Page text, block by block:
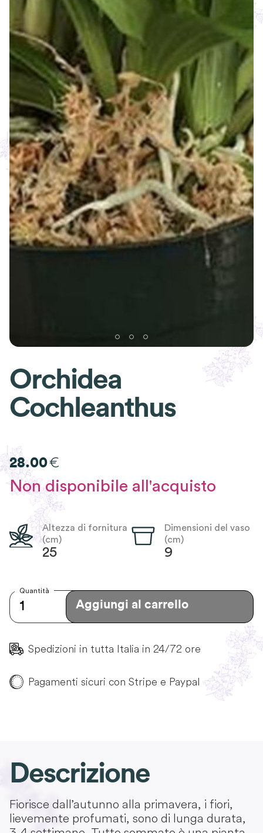
Orchidea
Cochleanthus
28.00€
Non disponibile all'acquisto
Altezza di fornitura
(cm)
25
Dimensioni del vaso
(cm)
9
Quantità
Aggiungi al carrello
Spedizioni in tutta Italia in 24/72 ore
Pagamenti sicuri con Stripe e Paypal
Descrizione
Fiorisce dall’autunno alla primavera, i fiori,
lievemente profumati, sono di lunga durata,